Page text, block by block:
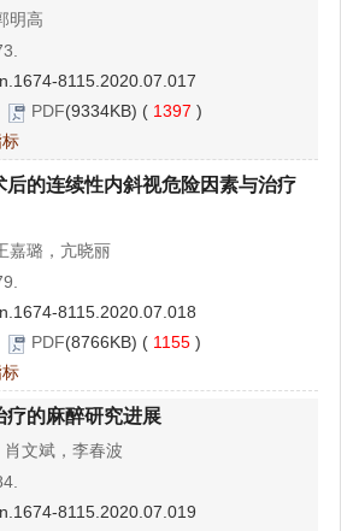
明高
8115.2020.07.017
PDF(9334KB) ( 1397 )
后的连续性内斜视危险因素与治疗
嘉璐，亢晓丽
8115.2020.07.018
PDF(8766KB) ( 1155 )
疗的麻醉研究进展
文斌，李春波
8115.2020.07.019